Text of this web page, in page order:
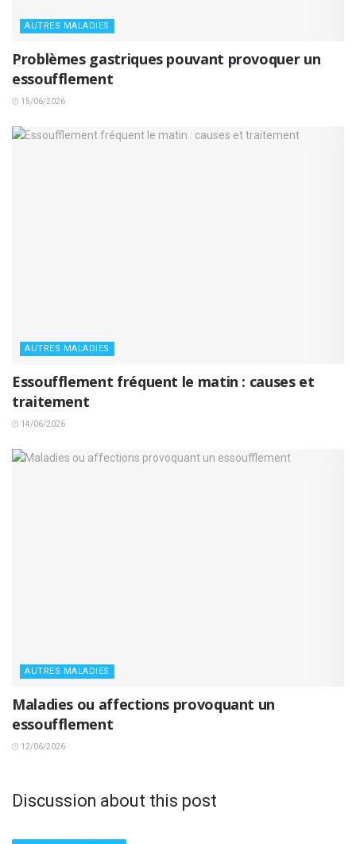
AUTRES MALADIES
Problèmes gastriques pouvant provoquer un
essoufflement
15/06/2026
AUTRES MALADIES
Essoufflement fréquent le matin : causes et
traitement
14/06/2026
AUTRES MALADIES
Maladies ou affections provoquant un
essoufflement
12/06/2026
Discussion about this post